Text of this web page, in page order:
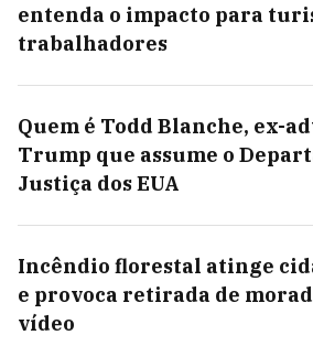
entenda o impacto para
trabalhadores
Quem é Todd Blanche, ex-
Trump que assume o
Justiça dos EUA
Incêndio florestal atinge
e provoca retirada de
vídeo